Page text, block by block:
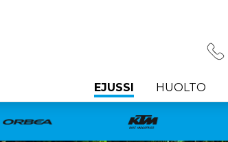
EJUSSI HUOLTO